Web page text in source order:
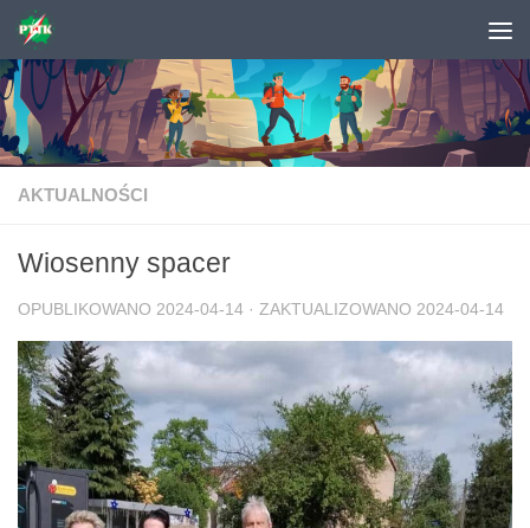
Skip to content
AKTUALNOŚCI
Wiosenny spacer
OPUBLIKOWANO 2024-04-14 · ZAKTUALIZOWANO 2024-04-14